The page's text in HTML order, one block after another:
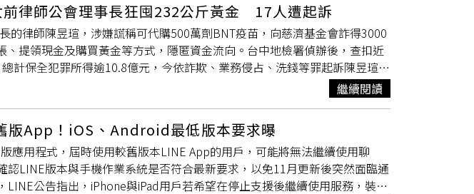
律師公會理事長狂囤232公斤黃金 17人遭起訴
的律師陳昱瑄，涉嫌謊稱可代購500萬劑BNT疫苗，向慈濟基金會詐得3000
提領現金及購買黃金等方式，隱匿資金流向。台中地檢署偵辦後，查扣近
計保全犯罪所得逾10.8億元，今依詐欺、業務侵占、洗錢等罪起訴陳昱瑄等
苗供不應求時，曾任彰化縣律師公會理事長的陳昱瑄與目前遭通緝的掮客李
濟基金會宣稱掌握疫苗來源，並聲稱曾協助大型企業採購疫苗，甚至誆稱李
其取得疫苗，成功取得信任。慈濟因而委託陳女擔任負責人的鈺達企業管理
報酬，折合約新台幣10.6億元；檢方查出，款項入帳後，陳昱瑄等人隨即將
提領約5.2億元現金，由親友及共犯保管、支用；另利用9家公司開立33張不
業稅及營所稅等共約5374萬元。為切斷金流，陳女再將約4.1億元現金交由
黃金，藉此隱匿犯罪所得。中檢今年4月30日及5月20日發動兩波搜索，陸
繼續閱讀
版App！iOS、Android最低版本要求曝
應用程式，屆時使用較舊版本LINE App的用戶，可能將無法繼續使用聊
認LINE版本與手機作業系統是否符合最新要求，以免11月更新後突然面臨通
公告指出，iPhone與iPad用戶若希望在停止支援後繼續使用服務，裝置